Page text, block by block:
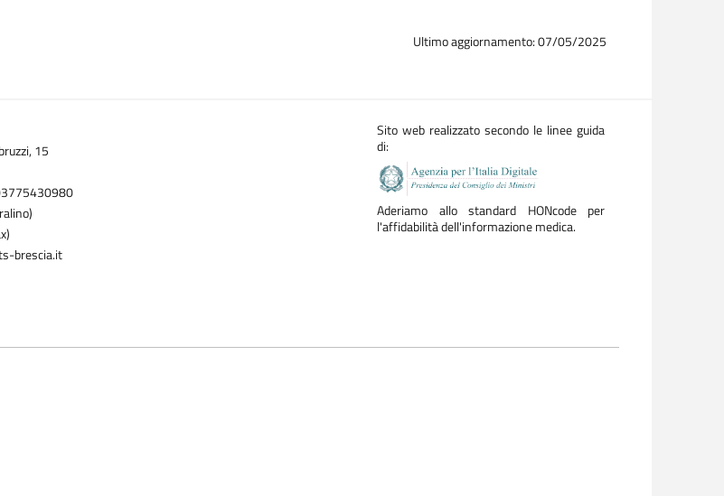
Ultimo aggiornamento: 07/05/2025
15
brescia.it
Sito web realizzato secondo le linee guida
di:
Aderiamo allo standard HONcode per
l'affidabilità dell'informazione medica.